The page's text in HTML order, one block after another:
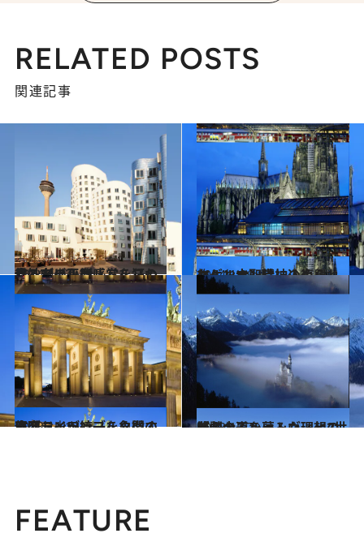
RELATED POSTS
関連記事
2014.4.23
見る者の平衡感覚を狂わせるデュッセルドルフの奇妙なビル群
旅＆お出かけ 2014.1.20
ケルン大聖堂に込められたゲルマン精神の復興
旅＆お出かけ
2013.11.13
東西ドイツ統一を象徴するブランデンブルク門の偉容
旅＆お出かけ 2013.11.7
悲劇の王ルートヴィヒ2世が騎士道を夢みた理想の城
旅＆お出かけ
FEATURE